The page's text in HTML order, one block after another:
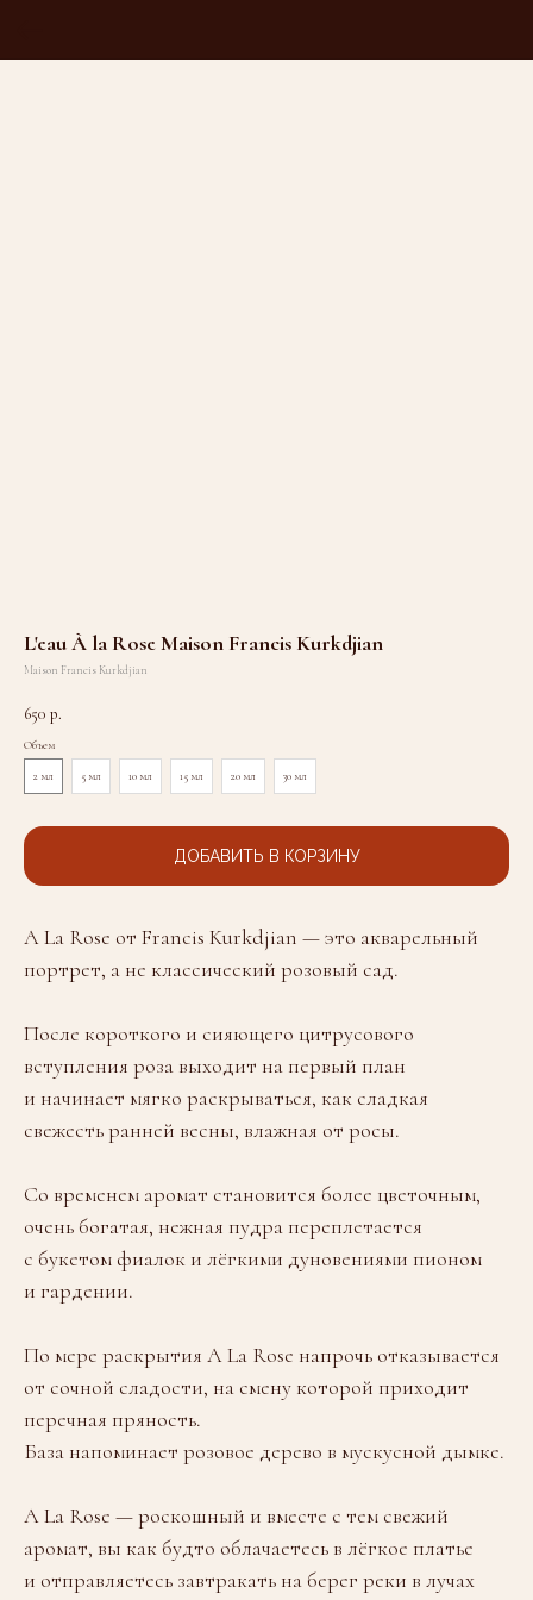
L'eau À la Rose Maison Francis Kurkdjian
Maison Francis Kurkdjian
650 р.
Объем
2 мл 5 мл 10 мл 15 мл 20 мл 30 мл
ДОБАВИТЬ В КОРЗИНУ
A La Rose от Francis Kurkdjian — это акварельный
портрет, а не классический розовый сад.
После короткого и сияющего цитрусового
вступления роза выходит на первый план
и начинает мягко раскрываться, как сладкая
свежесть ранней весны, влажная от росы.
Со временем аромат становится более цветочным,
очень богатая, нежная пудра переплетается
с букетом фиалок и лёгкими дуновениями пионом
и гардении.
По мере раскрытия A La Rose напрочь отказывается
от сочной сладости, на смену которой приходит
перечная пряность.
База напоминает розовое дерево в мускусной дымке.
A La Rose — роскошный и вместе с тем свежий
аромат, вы как будто облачаетесь в лёгкое платье
и отправляетесь завтракать на берег реки в лучах